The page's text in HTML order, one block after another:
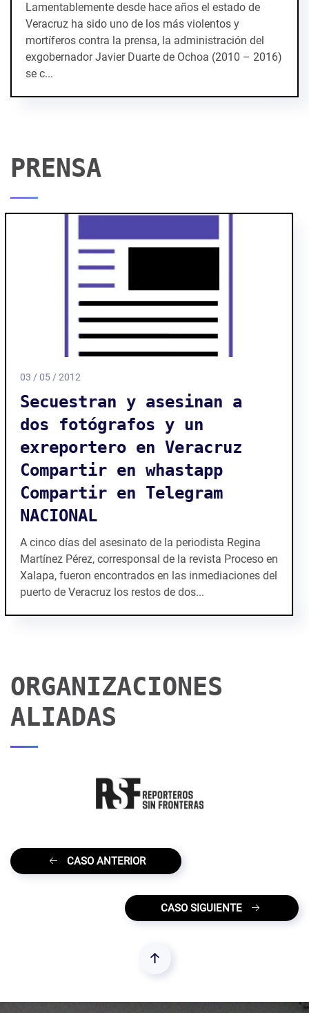
Lamentablemente desde hace años el estado de
Veracruz ha sido uno de los más violentos y
mortíferos contra la prensa, la administración del
exgobernador Javier Duarte de Ochoa (2010 – 2016)
se c...
PRENSA
03 / 05 / 2022
Se cumplen diez años del
asesinato de los
periodistas Gabriel Huge
Córdova y Guillermo Luna
Varela.
asesinato de los periodistas Gabriel Huge Córdova y
Guillermo Luna Varela ambos daban cobertura
informativa en la zona conurbada de Veracruz, Boca
del...
ORGANIZACIONES
ALIADAS
CASO ANTERIOR
CASO SIGUIENTE